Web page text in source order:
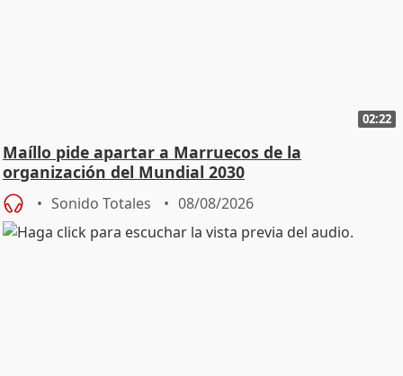
02:22
Maíllo pide apartar a Marruecos de la
organización del Mundial 2030
Sonido Totales 08/08/2026